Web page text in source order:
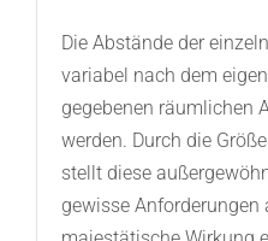
Die Abstände der
variabel nach dem
gegebenen räumlichen
werden. Durch die
stellt diese
gewisse Anforderungen